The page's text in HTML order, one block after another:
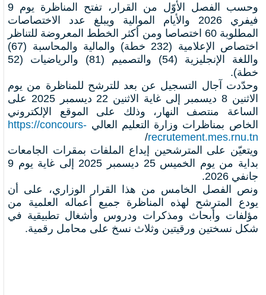
وحسب الفصل الأوّل من القرار، تفتح المناظرة يوم 9
فيفري 2026 والأيام الموالية ويبلغ عدد الاختصاصات
المطلوبة 60 اختصاصا ومن أكثر الخطط المعروضة للتناظر
اختصاص الإعلامية (232 خطة) والمالية والمحاسبة (67)
واللغة الإنجليزية (54) والتصميم (81) والرياضيات (52
خطة).
وحدّدت آجال التسجيل عن بعد للترشح للمناظرة من يوم
الاثنين 8 ديسمبر إلى غاية الاثنين 22 ديسمبر 2025 على
الساعة منتصف النهار، وذلك على الموقع الإلكتروني
الخاص بمناظرات وزارة التعليم العالي https://concours-
recrutement.mes.rnu.tn
/
ويتعيّن على المترشحين إيداع الملفات بمقرات الجامعات
بداية من يوم الخميس 25 ديسمبر 2025 إلى غاية يوم 9
جانفي 2026.
ونص الفصل الخامس من هذا القرار الوزاري، على أن
يودع المترشح لهذه المناظرة جميع أعماله العلمية من
مؤلفات وأبحاث ومذكرات ودروس وأشغال تطبيقية في
شكل نسختين ورقيتين وثلاث نسخ على محامل رقمية.